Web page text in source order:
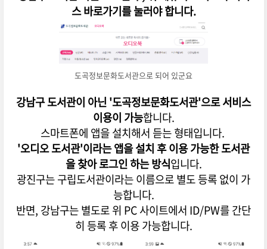
스 바로가기를 눌러야 합니다.
도곡정보문화도서관으로 되어 있군요
강남구 도서관이 아닌 '도곡정보문화도서관'으로 서비스
이용이 가능합니다.
스마트폰에 앱을 설치해서 듣는 형태입니다.
'오디오 도서관'이라는 앱을 설치 후 이용 가능한 도서관
을 찾아 로그인 하는 방식입니다.
광진구는 구립도서관이라는 이름으로 별도 등록 없이 가
능합니다.
반면, 강남구는 별도로 위 PC 사이트에서 ID/PW를 간단
히 등록 후 이용 가능합니다.